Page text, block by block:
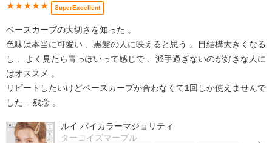
★★★★★ SuperExcellent
ベースカーブの大切さを知った 。
色味は本当に可愛い 、黒髪の人に映えると思う 。目結構大きくなる
し 、よく見たら青っぽいって感じで 、派手過ぎないのが好きな人に
はオススメ 。
リピートしたいけどベースカーブが合わなくて1回しか使えませんで
した .. 残念 。
ルイ バイカラーマジョリティ
ターコイズマーブル